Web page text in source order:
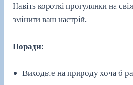
Навіть короткі прогулянки на
змінити ваш настрій.
Поради:
Виходьте на природу хоча б